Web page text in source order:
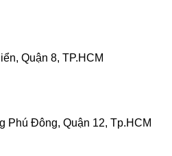
Quận 8, TP.HCM
Phú Đông, Quận 12, Tp.HCM